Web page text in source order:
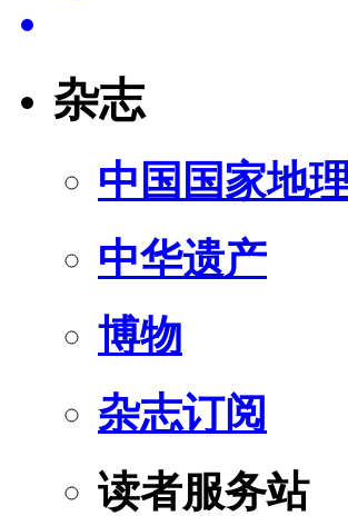
杂志
中国国家地理
中华遗产
博物
杂志订阅
读者服务站